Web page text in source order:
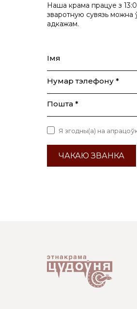
Наша крама працуе з
зваротную сувязь можна
адкажам.
Імя
Нумар тэлефону *
Пошта *
ЧАКАЮ ЗВАНКА
Я згодны(а) на